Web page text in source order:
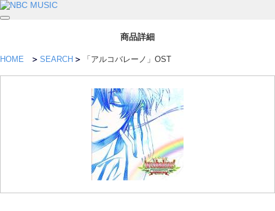
商品詳細
HOME SEARCH 「アルコバレーノ」OST